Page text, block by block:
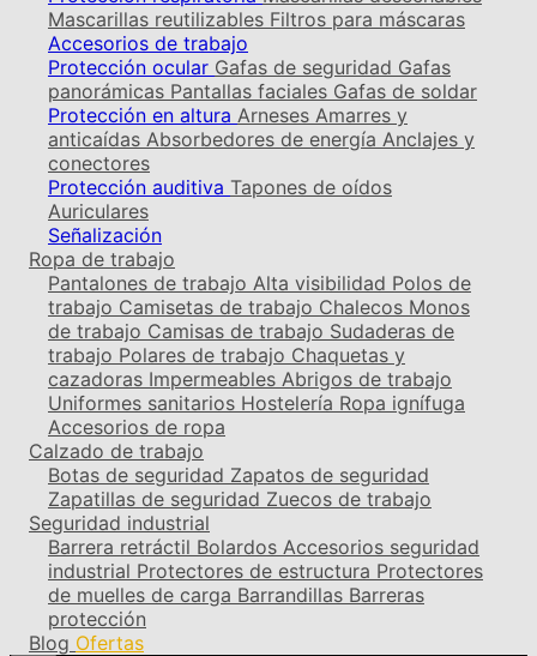
Mascarillas reutilizables Filtros para máscaras
Accesorios de trabajo
Protección ocular Gafas de seguridad Gafas
panorámicas Pantallas faciales Gafas de soldar
Protección en altura Arneses Amarres y
anticaídas Absorbedores de energía Anclajes y
conectores
Protección auditiva Tapones de oídos
Auriculares
Señalización
Ropa de trabajo
Pantalones de trabajo Alta visibilidad Polos de
trabajo Camisetas de trabajo Chalecos Monos
de trabajo Camisas de trabajo Sudaderas de
trabajo Polares de trabajo Chaquetas y
cazadoras Impermeables Abrigos de trabajo
Uniformes sanitarios Hostelería Ropa ignífuga
Accesorios de ropa
Calzado de trabajo
Botas de seguridad Zapatos de seguridad
Zapatillas de seguridad Zuecos de trabajo
Seguridad industrial
Barrera retráctil Bolardos Accesorios seguridad
industrial Protectores de estructura Protectores
de muelles de carga Barrandillas Barreras
protección
Blog Ofertas